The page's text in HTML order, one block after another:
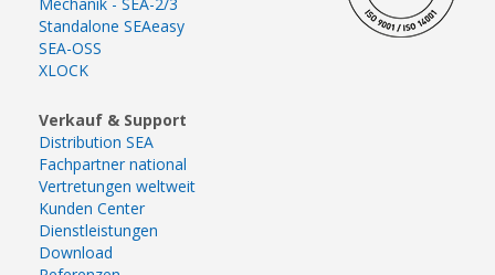
Standalone SEAeasy
SEA-OSS
XLOCK
Verkauf & Support
Distribution SEA
Fachpartner national
Vertretungen weltweit
Kunden Center
Dienstleistungen
Download